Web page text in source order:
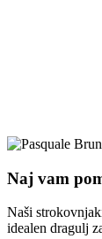
Naj vam
Naši
idealen dragulj